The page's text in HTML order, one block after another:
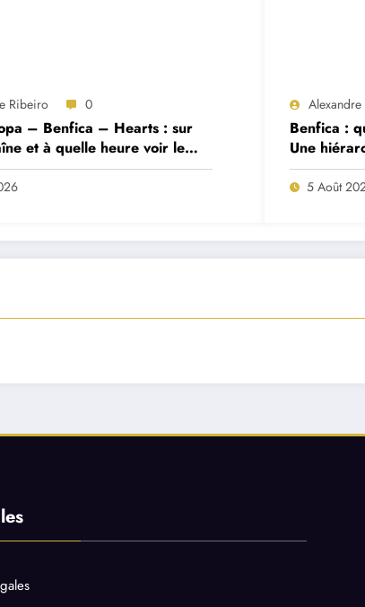
Ribeiro 0
– Benfica – Hearts : sur
et à quelle heure voir le
Benfica :
Une
deux
5 Août